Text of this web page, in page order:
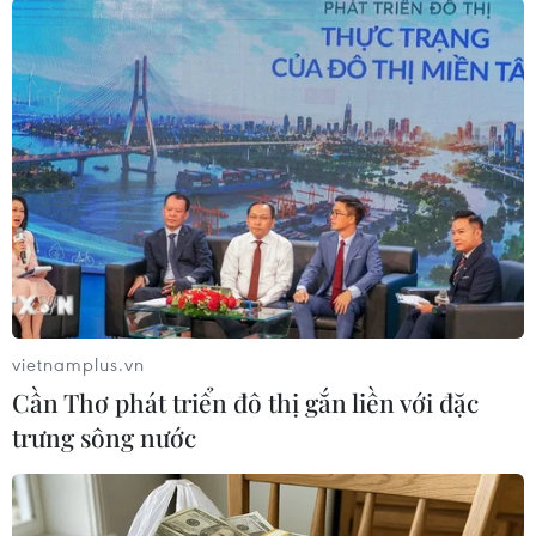
#Biển Đen #Tàu chiến Nga
#Xung đột ở Ukraine
#NATO
#Trừng phạt kinh tế Nga Thổ Nhĩ Kỳ
Theo dõi VietnamPlus
TIN LIÊN QUAN
vietnamplus.vn
Cần Thơ phát triển đô thị gắn liền với đặc
trưng sông nước